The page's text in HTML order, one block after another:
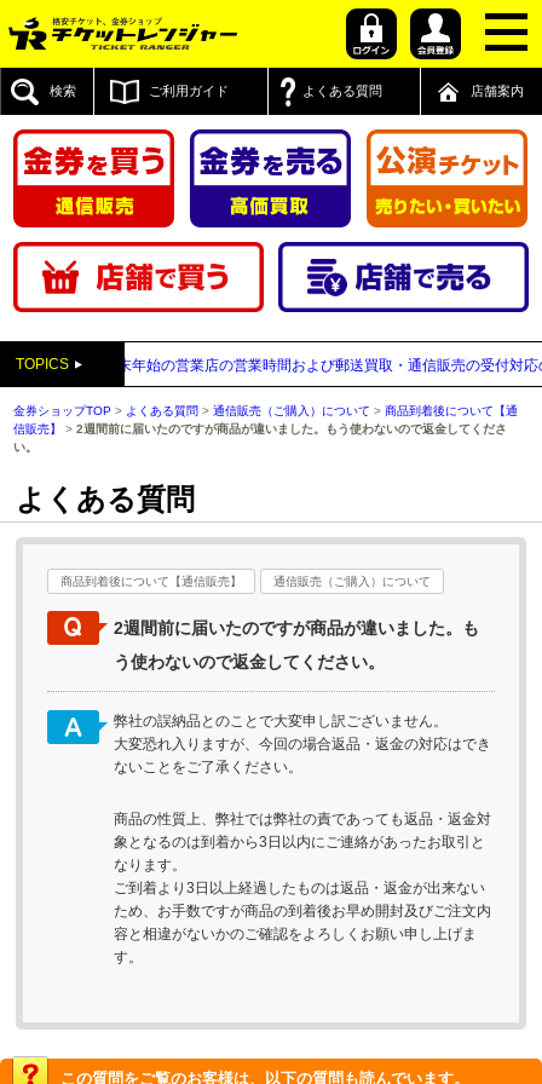
検索 ご利用ガイド よくある質問 店舗案内
TOPICS
年】年末年始の営業店の営業時間および郵送買取・通信販売の受付対応のお知
金券ショップTOP > よくある質問 >通信販売（ご購入）について >商品到着後について【通
信販売】
>2週間前に届いたのですが商品が違いました。もう使わないので返金してくださ
い。
よくある質問
商品到着後について【通信販売】 通信販売（ご購入）について
2週間前に届いたのですが商品が違いました。も
う使わないので返金してください。
弊社の誤納品とのことで大変申し訳ございません。
大変恐れ入りますが、今回の場合返品・返金の対応はでき
ないことをご了承ください。
商品の性質上、弊社では弊社の責であっても返品・返金対
象となるのは到着から3日以内にご連絡があったお取引と
なります。
ご到着より3日以上経過したものは返品・返金が出来ない
ため、お手数ですが商品の到着後お早め開封及びご注文内
容と相違がないかのご確認をよろしくお願い申し上げま
す。
この質問をご覧のお客様は、以下の質問も読んでいます。